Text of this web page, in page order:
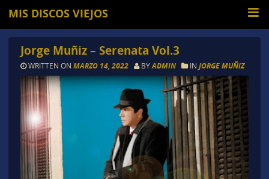
MIS DISCOS VIEJOS
Jorge Muñiz – Serenata Vol.3
WRITTEN ON MARZO 14, 2022 BYADMIN IN JORGE MUÑIZ